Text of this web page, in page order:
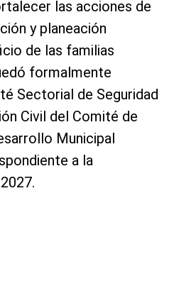
las acciones de
y planeación
de las familias
formalmente
Sectorial de Seguridad
Civil del Comité de
Municipal
a la